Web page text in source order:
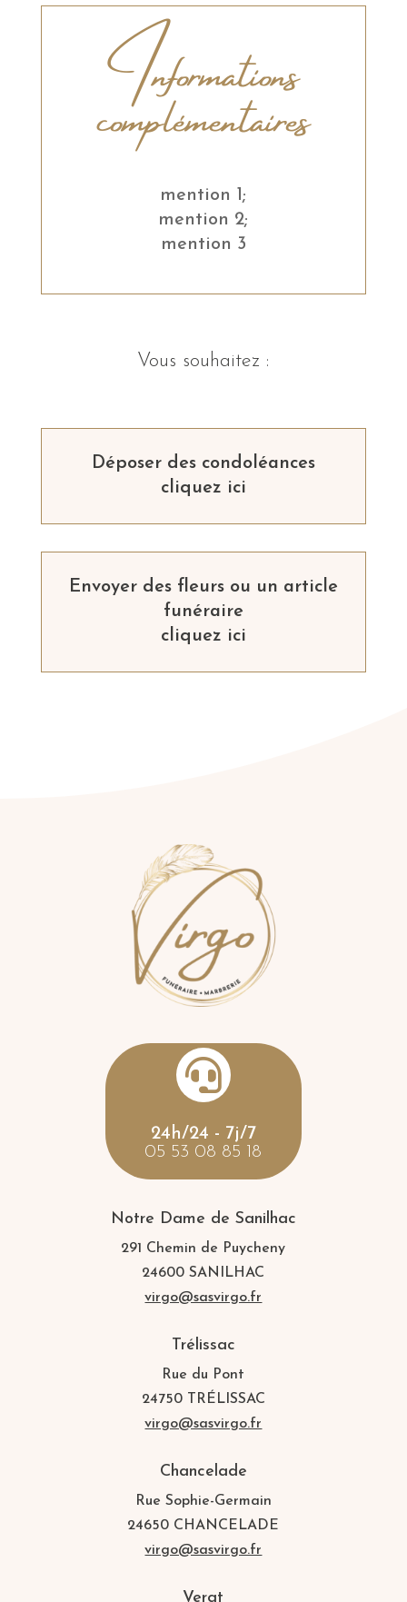
Informations
complémentaires
mention 1;
mention 2;
mention 3
Vous souhaitez :
Déposer des condoléances
cliquez ici
Envoyer des fleurs ou un article
funéraire
cliquez ici

24h/24 - 7j/7
05 53 08 85 18
Notre Dame de Sanilhac
291 Chemin de Puycheny
24600 SANILHAC
virgo@sasvirgo.fr
Trélissac
Rue du Pont
24750 TRÉLISSAC
virgo@sasvirgo.fr
Chancelade
Rue Sophie-Germain
24650 CHANCELADE
virgo@sasvirgo.fr
Vergt